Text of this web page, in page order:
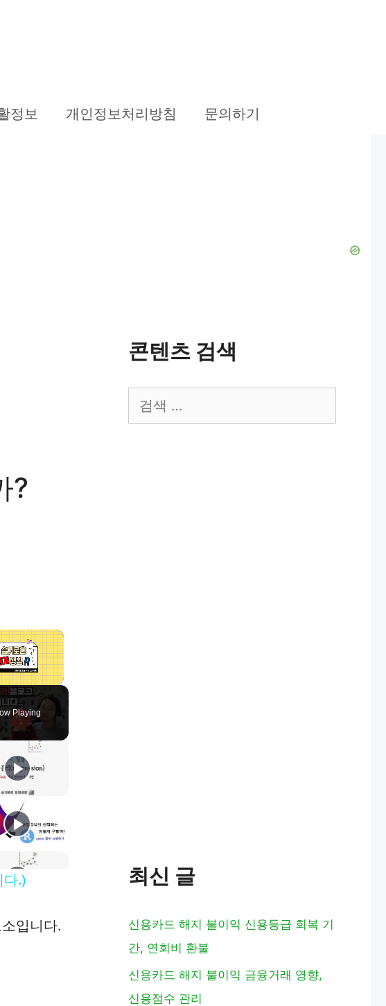
정보 개인정보처리방침 문의하기
?
×
Playing
다.)
입니다.
콘텐츠 검색
색:
최신 글
신용카드 해지 불이익 신용등급 회복 기
간, 연회비 환불
신용카드 해지 불이익 금융거래 영향,
신용점수 관리